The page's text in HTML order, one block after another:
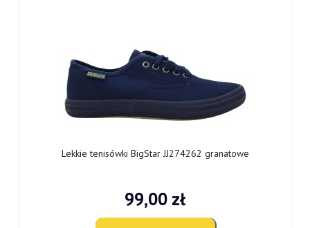
Lekkie tenisówki BigStar JJ274262 granatowe
99,00 zł